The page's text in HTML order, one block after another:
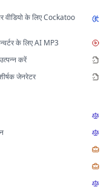
के लिए Cockatoo
के लिए AI MP3
करें
जेनरेटर